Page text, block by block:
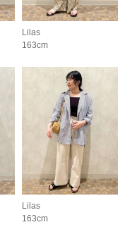
Lilas
163cm
Lilas
163cm